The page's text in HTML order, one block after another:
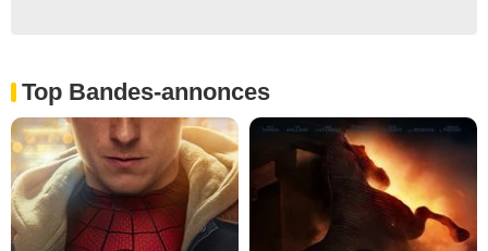
Top Bandes-annonces